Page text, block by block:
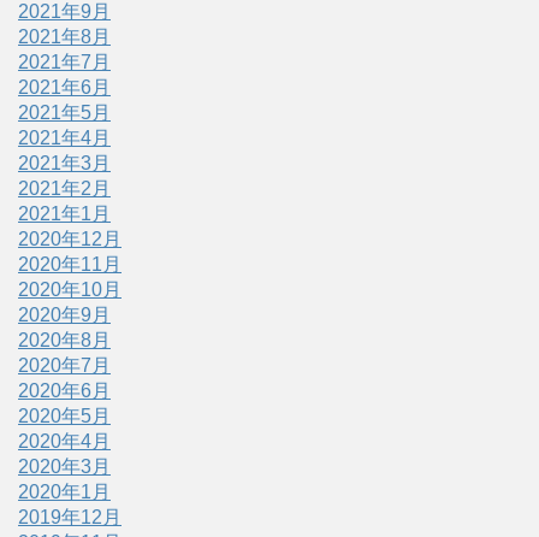
2021年9月
2021年8月
2021年7月
2021年6月
2021年5月
2021年4月
2021年3月
2021年2月
2021年1月
2020年12月
2020年11月
2020年10月
2020年9月
2020年8月
2020年7月
2020年6月
2020年5月
2020年4月
2020年3月
2020年1月
2019年12月